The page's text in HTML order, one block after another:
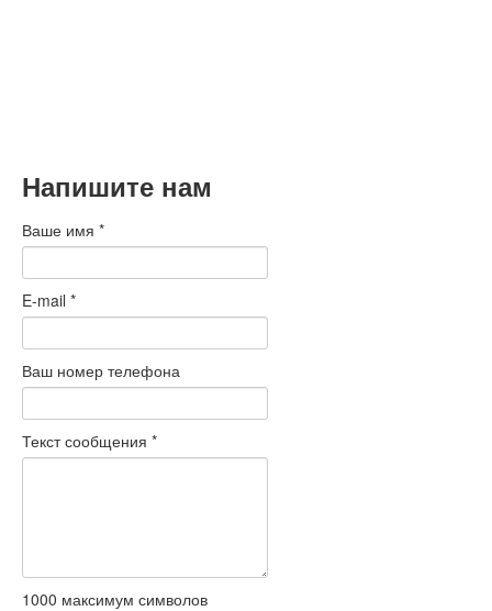
Напишите нам
Ваше имя *
E-mail *
Ваш номер телефона
Текст сообщения *
1000 максимум символов